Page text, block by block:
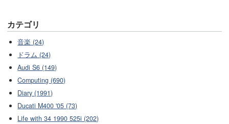
カテゴリ
音楽 (24)
ドラム (24)
Audi S6 (149)
Computing (690)
Diary (1991)
Ducati M400 '05 (73)
Life with 34 1990 525i (202)